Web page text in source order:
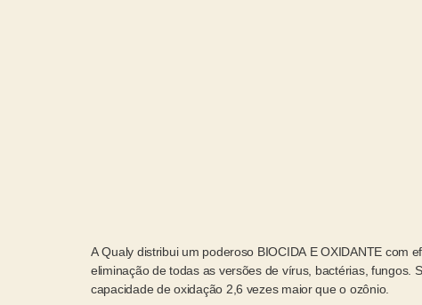
A Qualy distribui um poderoso BIOCIDA E OXIDANTE com
eliminação de todas as versões de vírus, bactérias, fungos.
capacidade de oxidação 2,6 vezes maior que o ozônio.